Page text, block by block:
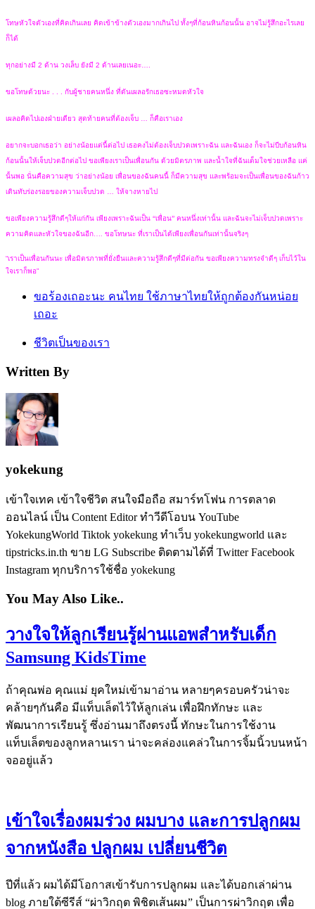
โทษหัวใจตัวเองที่คิดเกินเลย คิดเข้าข้างตัวเองมากเกินไป ทั้งๆที่ก้อนหินก้อนนั้น อาจไม่รู้สึกอะไรเลย
ก็ได้
ทุกอย่างมี 2 ด้าน วงเล็บ ยังมี 2 ด้านเลยเนอะ….
ขอโทษด้วยนะ . . . กับผู้ชายคนหนึ่ง ที่ดันเผลอรักเธอซะหมดหัวใจ
เผลอคิดไปเองฝ่ายเดียว สุดท้ายคนที่ต้องเจ็บ … ก็คือเราเอง
อยากจะบอกเธอว่า อย่างน้อยแต่นี้ต่อไป เธอคงไม่ต้องเจ็บปวดเพราะฉัน และฉันเอง ก็จะไม่บีบก้อนหิน
ก้อนนั้นให้เจ็บปวดอีกต่อไป ขอเพียงเราเป็นเพื่อนกัน ด้วยมิตรภาพ และน้ำใจที่ฉันเต็มใจช่วยเหลือ แค่
นั้นพอ นั่นคือความสุข ว่าอย่างน้อย เพื่อนของฉันคนนี้ ก็มีความสุข และพร้อมจะเป็นเพื่อนของฉันก้าว
เดินทับร่องรอยของความเจ็บปวด … ให้จางหายไป
ขอเพียงความรู้สึกดีๆให้แก่กัน เพียงเพราะฉันเป็น “เพื่อน” คนหนึ่งเท่านั้น และฉันจะไม่เจ็บปวดเพราะ
ความคิดและหัวใจของฉันอีก…. ขอโทษนะ ที่เราเป็นได้เพียงเพื่อนกันเท่านั้นจริงๆ
“เราเป็นเพื่อนกันนะ เพื่อมิตรภาพที่ยั่งยืนและความรู้สึกดีๆที่มีต่อกัน ขอเพียงความทรงจำดีๆ เก็บไว้ใน
ใจเราก็พอ”
ขอร้องเถอะนะ คนไทย ใช้ภาษาไทยให้ถูกต้องกันหน่อย
เถอะ
ชีวิตเป็นของเรา
Written By
yokekung
เข้าใจเทค เข้าใจชีวิต สนใจมือถือ สมาร์ทโฟน การตลาด
ออนไลน์ เป็น Content Editor ทำวีดีโอบน YouTube
YokekungWorld Tiktok yokekung ทำเว็บ yokekungworld และ
tipstricks.in.th ขาย LG Subscribe ติดตามได้ที่ Twitter Facebook
Instagram ทุกบริการใช้ชื่อ yokekung
You May Also Like..
วางใจให้ลูกเรียนรู้ผ่านแอพสำหรับเด็ก
Samsung KidsTime
ถ้าคุณพ่อ คุณแม่ ยุคใหม่เข้ามาอ่าน หลายๆครอบครัวน่าจะ
คล้ายๆกันคือ มีแท็บเล็ตไว้ให้ลูกเล่น เพื่อฝึกทักษะ และ
พัฒนาการเรียนรู้ ซึ่งอ่านมาถึงตรงนี้ ทักษะในการใช้งาน
แท็บเล็ตของลูกหลานเรา น่าจะคล่องแคล่วในการจิ้มนิ้วบนหน้า
จออยู่แล้ว
เข้าใจเรื่องผมร่วง ผมบาง และการปลูกผม
จากหนังสือ ปลูกผม เปลี่ยนชีวิต
ปีที่แล้ว ผมได้มีโอกาสเข้ารับการปลูกผม และได้บอกเล่าผ่าน
blog ภายใต้ซีรีส์ “ผ่าวิกฤต พิชิตเส้นผม” เป็นการผ่าวิกฤต เพื่อ